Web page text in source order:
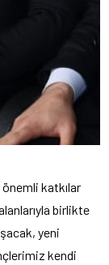
katkılar
birlikte
yeni
kendi